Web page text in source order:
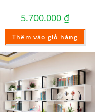
5.700.000 ₫
Thêm vào giỏ hàng